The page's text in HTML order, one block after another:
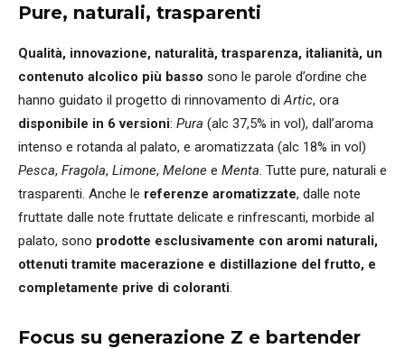
Pure, naturali, trasparenti
Qualità, innovazione, naturalità, trasparenza, italianità, un
contenuto alcolico più basso sono le parole d’ordine che
hanno guidato il progetto di rinnovamento diArtic, ora
disponibile in 6 versioni: Pura (alc 37,5% in vol), dall’aroma
intenso e rotanda al palato, e aromatizzata (alc 18% in vol)
Pesca, Fragola, Limone, Melone e Menta. Tutte pure, naturali e
trasparenti. Anche le referenze aromatizzate, dalle note
fruttate dalle note fruttate delicate e rinfrescanti, morbide al
palato, sono prodotte esclusivamente con aromi naturali,
ottenuti tramite macerazione e distillazione del frutto, e
completamente prive di coloranti.
Focus su generazione Z e bartender